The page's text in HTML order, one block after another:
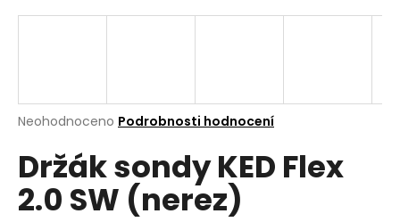
Průměrné
produktu
je
0,0
z
Neohodnoceno Podrobnosti hodnocení
Držák sondy KED Flex
2.0 SW (nerez)
a
?
Hledat